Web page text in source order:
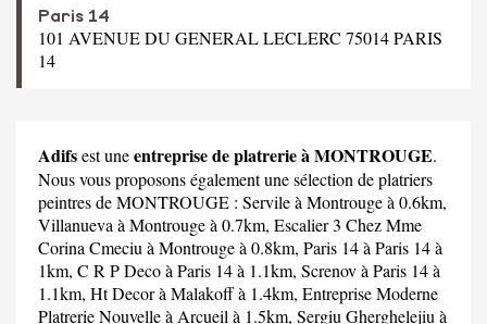
Paris 14
101 AVENUE DU GENERAL LECLERC 75014 PARIS
14
Adifsest uneentreprise de platrerie à MONTROUGE.
Nous vous proposons également une sélection de platriers
peintres de MONTROUGE : Servileà Montrouge à 0.6km,
Villanueva à Montrouge à 0.7km, Escalier 3 Chez Mme
Corina Cmeciu à Montrouge à 0.8km, Paris 14à Paris 14 à
1km, C R P Decoà Paris 14 à 1.1km, Screnovà Paris 14 à
1.1km, Ht Decorà Malakoff à 1.4km, Entreprise Moderne
Platrerie Nouvelleà Arcueil à 1.5km, Sergiu Gherghelejiu à